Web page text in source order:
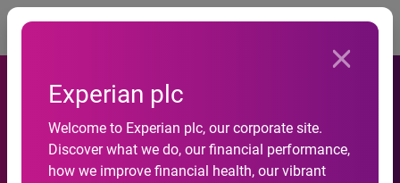
Experian plc
Welcome to Experian plc, our corporate site.
Discover what we do, our financial performance,
how we improve financial health, our vibrant